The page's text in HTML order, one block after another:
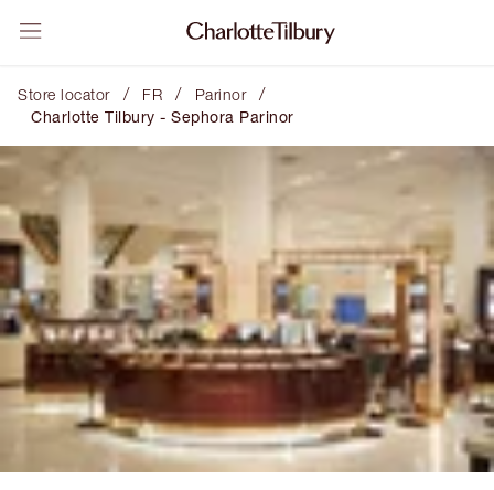
Store locator / FR / Parinor /
Charlotte Tilbury - Sephora Parinor